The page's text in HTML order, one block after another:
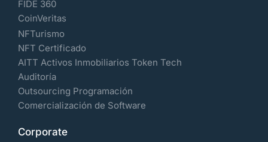
FIDE 360
CoinVeritas
NFTurismo
NFT Certificado
AITT Activos Inmobiliarios Token Tech
Auditoría
Outsourcing Programación
Comercialización de Software
Corporate